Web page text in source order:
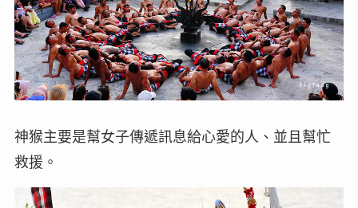
神猴主要是幫女子傳遞訊息給心愛的人、並且幫忙
救援。